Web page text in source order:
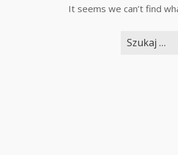
It seems we can’t find